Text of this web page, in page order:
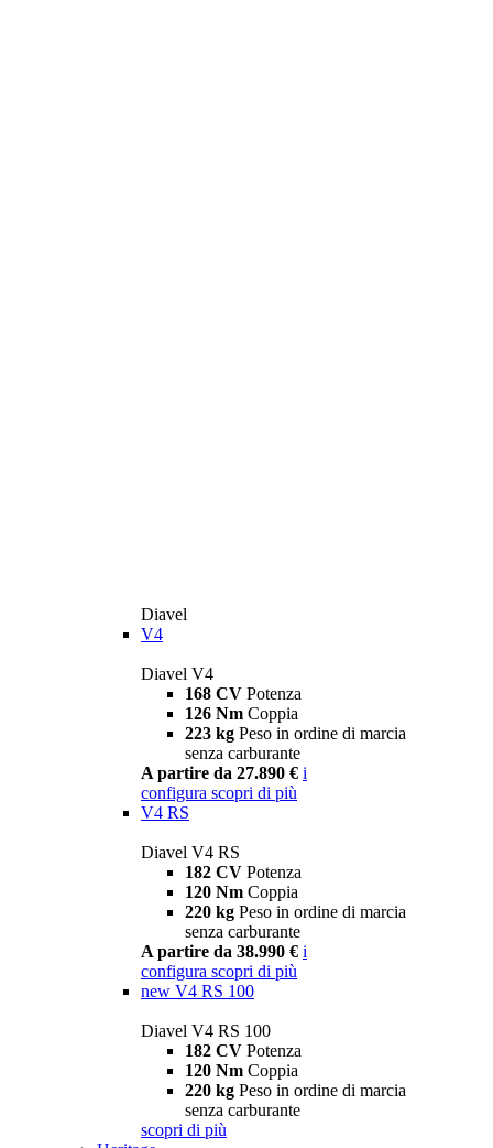
Diavel
V4
Diavel V4
168 CV Potenza
126 Nm Coppia
223 kg Peso in ordine di marcia
senza carburante
A partire da 27.890 € i
configura scopri di più
V4 RS
Diavel V4 RS
182 CV Potenza
120 Nm Coppia
220 kg Peso in ordine di marcia
senza carburante
A partire da 38.990 € i
configura scopri di più
new V4 RS 100
Diavel V4 RS 100
182 CV Potenza
120 Nm Coppia
220 kg Peso in ordine di marcia
senza carburante
scopri di più